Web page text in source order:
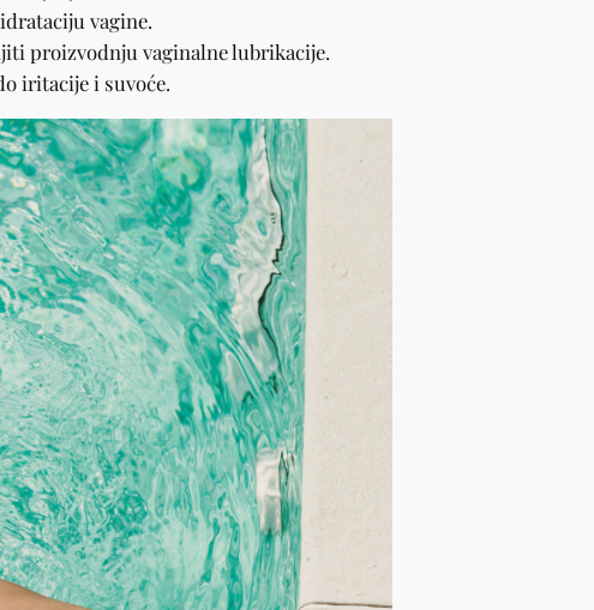
vagine.
proizvodnju vaginalne lubrikacije.
iritacije i suvoće.